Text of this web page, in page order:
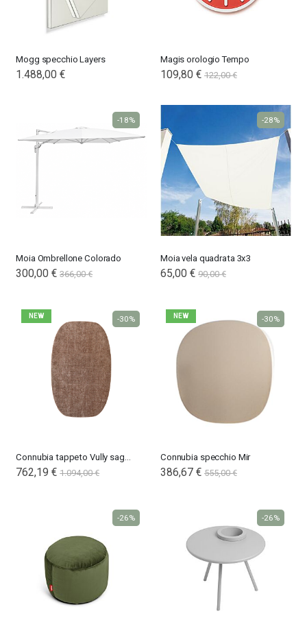
Mogg specchio Layers
1.488,00 €
Magis orologio Tempo
109,80 € 122,00 €
Moia Ombrellone Colorado
300,00 € 366,00 €
-18%
Moia vela quadrata 3x3
Special
Price
65,00 € 90,00 €
-28%
NEW
Connubia tappeto Vully sagomato
762,19 € 1.094,00 €
-30% NEW
Connubia specchio Mir
386,67 € 555,00 €
-30%
-26% -26%